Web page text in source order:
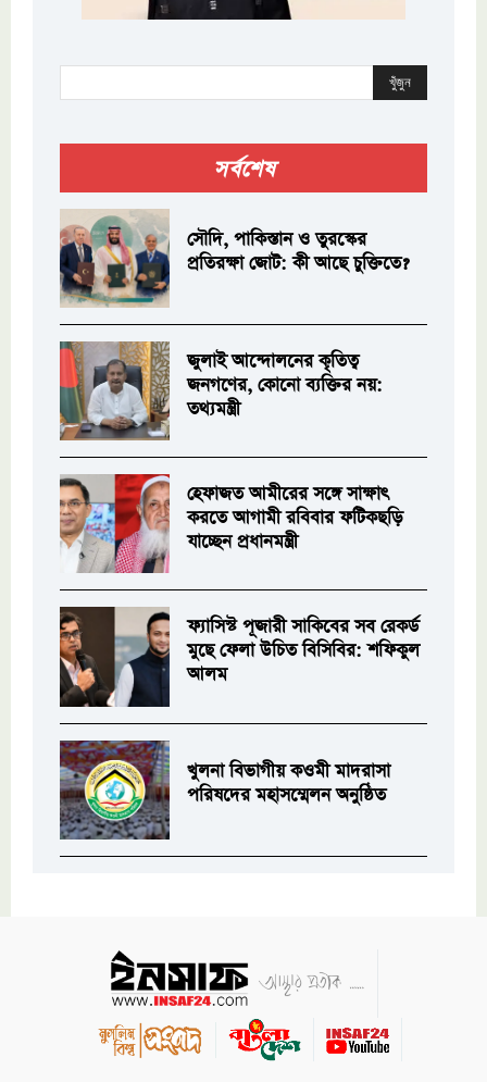
খুঁজুন
সর্বশেষ
সৌদি, পাকিস্তান ও তুরস্কের
প্রতিরক্ষা জোট: কী আছে চুক্তিতে?
জুলাই আন্দোলনের কৃতিত্ব
জনগণের, কোনো ব্যক্তির নয়:
তথ্যমন্ত্রী
হেফাজত আমীরের সঙ্গে সাক্ষাৎ
করতে আগামী রবিবার ফটিকছড়ি
যাচ্ছেন প্রধানমন্ত্রী
ফ্যাসিস্ট পূজারী সাকিবের সব রেকর্ড
মুছে ফেলা উচিত বিসিবির: শফিকুল
আলম
খুলনা বিভাগীয় কওমী মাদরাসা
পরিষদের মহাসম্মেলন অনুষ্ঠিত